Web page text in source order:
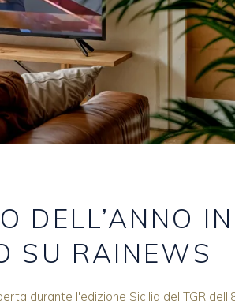
DELL’ANNO IN
SU RAINEWS
durante l'edizione Sicilia del TGR